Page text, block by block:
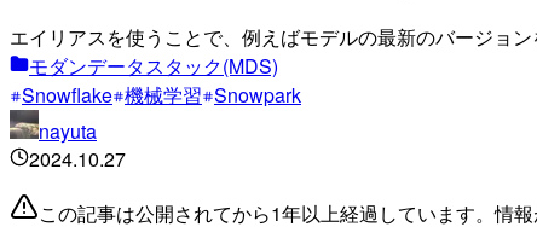
エイリアスを使うことで、例えばモデルの最新のバージョ
モダンデータスタック(MDS)
Snowflake 機械学習 Snowpark
nayuta
2024.10.27
この記事は公開されてから1年以上経過しています。情